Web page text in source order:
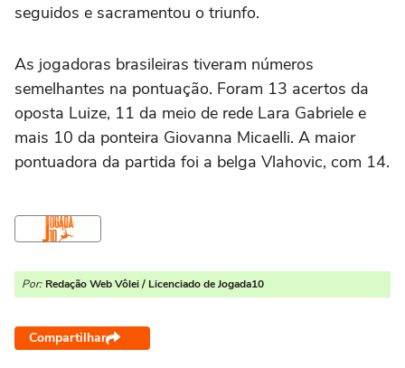
seguidos e sacramentou o triunfo.
As jogadoras brasileiras tiveram números
semelhantes na pontuação. Foram 13 acertos da
oposta Luize, 11 da meio de rede Lara Gabriele e
mais 10 da ponteira Giovanna Micaelli. A maior
pontuadora da partida foi a belga Vlahovic, com 14.
Por: Redação Web Vôlei / Licenciado de Jogada10
Compartilhar